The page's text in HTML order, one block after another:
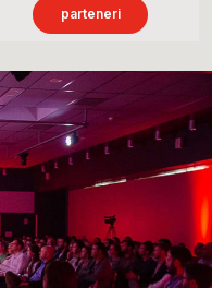
parteneri